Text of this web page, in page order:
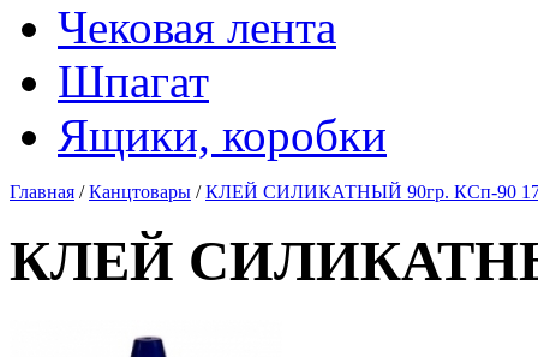
Чековая лента
Шпагат
Ящики, коробки
Главная /Канцтовары /КЛЕЙ СИЛИКАТНЫЙ 90гр. КСп-90
КЛЕЙ